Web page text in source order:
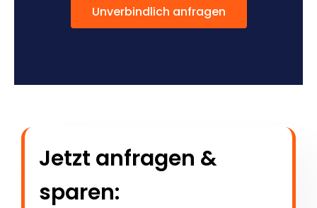
Unverbindlich anfragen
Jetzt anfragen &
sparen: